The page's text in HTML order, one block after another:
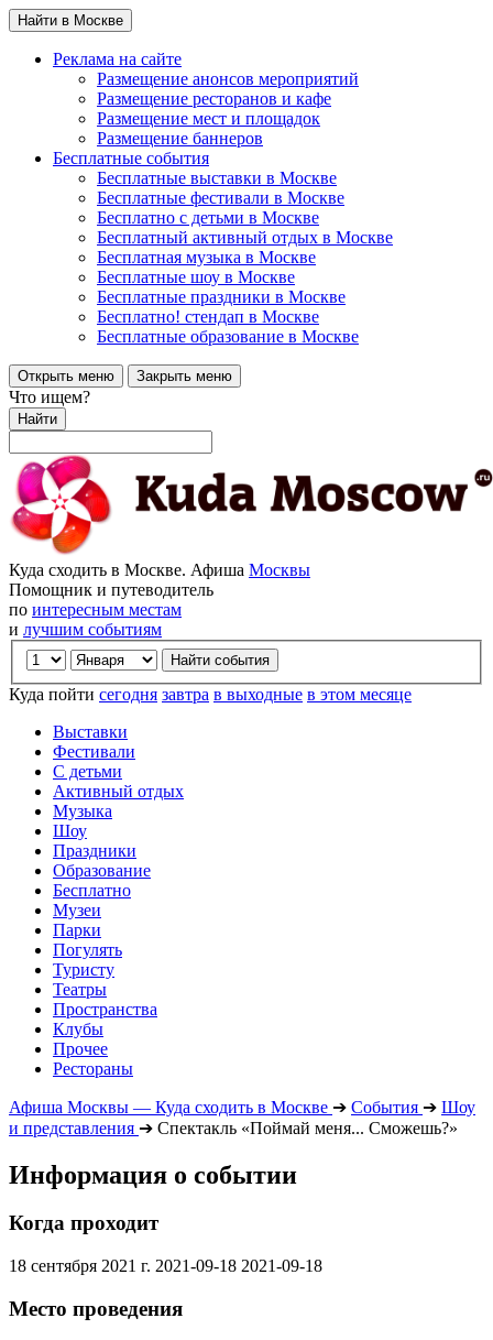
Найти в Москве
Реклама на сайте
Размещение анонсов мероприятий
Размещение ресторанов и кафе
Размещение мест и площадок
Размещение баннеров
Бесплатные события
Бесплатные выставки в Москве
Бесплатные фестивали в Москве
Бесплатно с детьми в Москве
Бесплатный активный отдых в Москве
Бесплатная музыка в Москве
Бесплатные шоу в Москве
Бесплатные праздники в Москве
Бесплатно! стендап в Москве
Бесплатные образование в Москве
Открыть меню Закрыть меню
Что ищем?
Найти
Куда сходить в Москве. Афиша Москвы
Помощник и путеводитель
по интересным местам
и лучшим событиям
Куда пойти сегодня завтра в выходные в этом месяце
Выставки
Фестивали
С детьми
Активный отдых
Музыка
Шоу
Праздники
Образование
Бесплатно
Музеи
Парки
Погулять
Туристу
Театры
Пространства
Клубы
Прочее
Рестораны
Афиша Москвы — Куда сходить в Москве ➔ События ➔ Шоу
и представления ➔ Спектакль «Поймай меня... Сможешь?»
Информация о событии
Когда проходит
18 сентября 2021 г. 2021-09-18 2021-09-18
Место проведения